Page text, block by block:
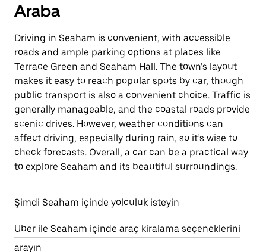
Araba
Driving in Seaham is convenient, with accessible
roads and ample parking options at places like
Terrace Green and Seaham Hall. The town’s layout
makes it easy to reach popular spots by car, though
public transport is also a convenient choice. Traffic is
generally manageable, and the coastal roads provide
scenic drives. However, weather conditions can
affect driving, especially during rain, so it’s wise to
check forecasts. Overall, a car can be a practical way
to explore Seaham and its beautiful surroundings.
Şimdi Seaham içinde yolculuk isteyin
Uber ile Seaham içinde araç kiralama seçeneklerini
arayın